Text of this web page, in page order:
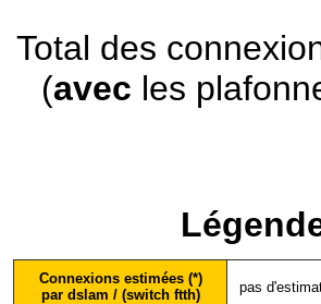
Total des
(avec les
Connexions estimées (*)
par dslam / (switch ftth)
pas